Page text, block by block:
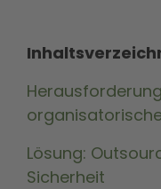
Lösung:
Sicherheit